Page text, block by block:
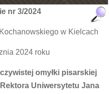
nr 3/2024
w Kielcach
2024 roku
omyłki pisarskiej
Uniwersytetu Jana